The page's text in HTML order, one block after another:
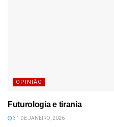
OPINIÃO
Futurologia e tirania
31 DE JANEIRO, 2026